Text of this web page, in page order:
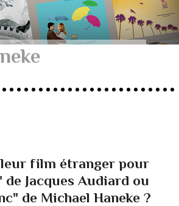
film étranger pour
de Jacques Audiard ou
de Michael Haneke ?